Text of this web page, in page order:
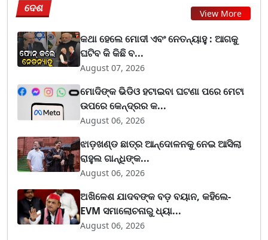
ଦେଶ View More
କଥା ହେଲେ ମୋଦୀ ଏବଂ ନେତନ୍ୟାହୁ : ଆଗକୁ
ଘଟିବ କି କିଛି ବ...
August 07, 2026
ମୋଦିଙ୍କ ଭିଡିଓ ହଟାଇବା ଘଟଣା ପରେ ମେଟା
ଉପରେ କେନ୍ଦ୍ରର କ...
August 06, 2026
ଝାଡ଼ଖଣ୍ଡ ଛାତ୍ର ଆନ୍ଦୋଳନକୁ ନେଇ ଆସିଲା
ରାହୁଲ ଗାନ୍ଧିଙ୍କ...
August 06, 2026
ଅଖିଳେଶ ଯାଦବଙ୍କ ବଡ଼ ବୟାନ, କହିଲେ-
EVM ସମାଲୋଚନାରୁ ଧ୍ୟା...
August 06, 2026